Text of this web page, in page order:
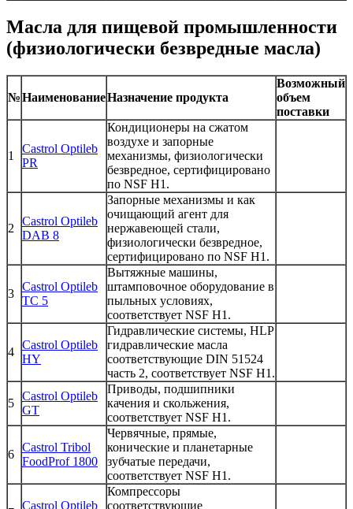
Масла для пищевой промышленности
(физиологически безвредные масла)
№НаименованиеНазначение продукта
Возможный
объем
поставки
1
Castrol Optileb
PR
Кондиционеры на сжатом
воздухе и запорные
механизмы, физиологически
безвредное, сертифицировано
по NSF H1.
2
Castrol Optileb
DAB 8
Запорные механизмы и как
очищающий агент для
нержавеющей стали,
физиологически безвредное,
сертифицировано по NSF H1.
3
Castrol Optileb
TC 5
Вытяжные машины,
штамповочное оборудование в
пыльных условиях,
соответствует NSF H1.
4
Castrol Optileb
HY
Гидравлические системы, HLP
гидравлические масла
соответствующие DIN 51524
часть 2, соответствует NSF H1.
5
Castrol Optileb
GT
Приводы, подшипники
качения и скольжения,
соответствует NSF H1.
6
Castrol Tribol
FoodProf 1800
Червячные, прямые,
конические и планетарные
зубчатые передачи,
соответствует NSF H1.
Castrol Optileb
Компрессоры
соответствующие